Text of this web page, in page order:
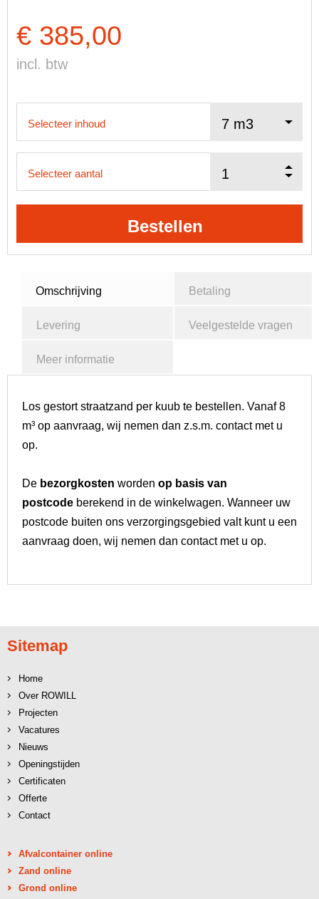
€ 385,00
incl. btw
Selecteer inhoud
Selecteer aantal
Bestellen
Omschrijving Betaling
Levering Veelgestelde vragen
Meer informatie
Los gestort straatzand per kuub te bestellen. Vanaf 8
m³ op aanvraag, wij nemen dan z.s.m. contact met u
op.
De bezorgkosten worden op basis van
postcode berekend in de winkelwagen. Wanneer uw
postcode buiten ons verzorgingsgebied valt kunt u een
aanvraag doen, wij nemen dan contact met u op.
Sitemap
Home
Over ROWILL
Projecten
Vacatures
Nieuws
Openingstijden
Certificaten
Offerte
Contact
Afvalcontainer online
Zand online
Grond online